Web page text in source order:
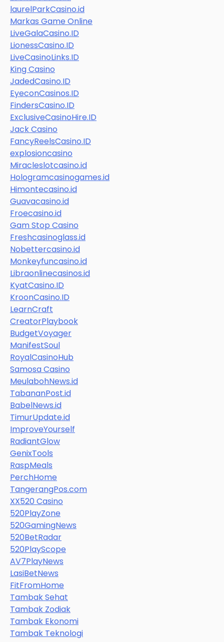
laurelParkCasino.id
Markas Game Online
LiveGalaCasino.ID
LionessCasino.ID
LiveCasinoLinks.ID
King Casino
JadedCasino.ID
EyeconCasinos.ID
FindersCasino.ID
ExclusiveCasinoHire.ID
Jack Casino
FancyReelsCasino.ID
explosioncasino
Miracleslotcasino.id
Hologramcasinogames.id
Himontecasino.id
Guavacasino.id
Froecasino.id
Gam Stop Casino
Freshcasinoglass.id
Nobettercasino.id
Monkeyfuncasino.id
Libraonlinecasinos.id
KyatCasino.ID
KroonCasino.ID
LearnCraft
CreatorPlaybook
BudgetVoyager
ManifestSoul
RoyalCasinoHub
Samosa Casino
MeulabohNews.id
TabananPost.id
BabelNews.id
TimurUpdate.id
ImproveYourself
RadiantGlow
GenixTools
RaspMeals
PerchHome
TangerangPos.com
XX520 Casino
520PlayZone
520GamingNews
520BetRadar
520PlayScope
AV7PlayNews
LasiBetNews
FitFromHome
Tambak Sehat
Tambak Zodiak
Tambak Ekonomi
Tambak Teknologi